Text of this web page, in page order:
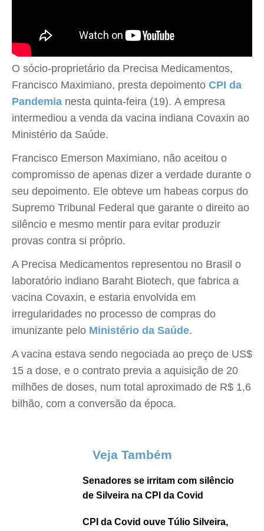
O sócio-proprietário da Precisa Medicamentos,
Francisco Maximiano, presta depoimento CPI da
Pandemia nesta quinta-feira (19). A empresa
intermediou a venda da vacina indiana Covaxin ao
Ministério da Saúde.
Francisco Emerson Maximiano, não aceitou o
compromisso de apenas dizer a verdade durante o
seu depoimento. Ele obteve um habeas corpus do
Supremo Tribunal Federal que garante o direito ao
silêncio e mesmo mentir para evitar produzir
provas contra si próprio.
A Precisa Medicamentos representou no Brasil o
laboratório indiano Baraht Biotech, que fabrica a
vacina Covaxin, e estaria envolvida em
irregularidades no processo de compras do
imunizante pelo Ministério da Saúde.
A vacina estava sendo negociada ao preço de US$
15 a dose, e o contrato previa a aquisição de 20
milhões de doses, num total aproximado de R$ 1,6
bilhão, com a conversão da época.
Veja Também
Senadores se irritam com silêncio
de Silveira na CPI da Covid
CPI da Covid ouve Túlio Silveira,